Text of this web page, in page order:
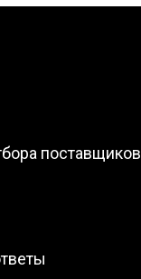
поставщиков